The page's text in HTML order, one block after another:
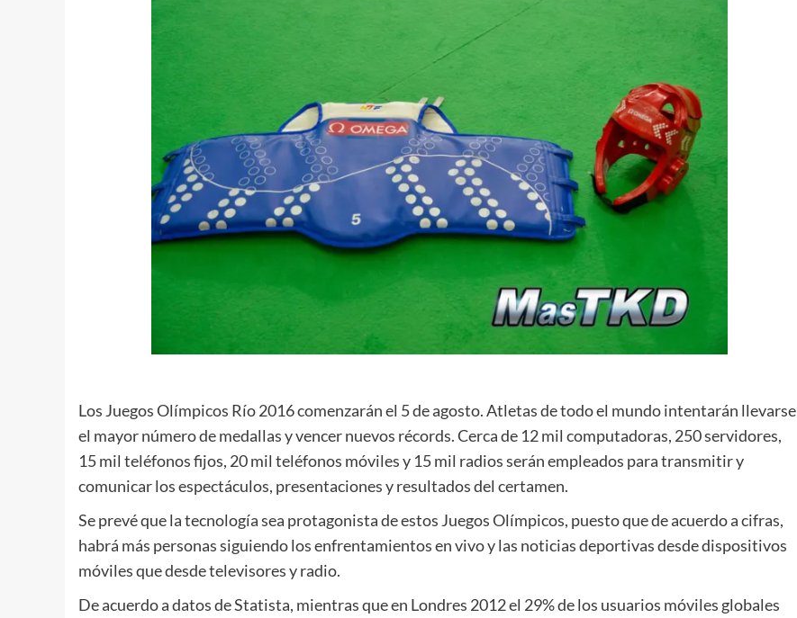
Los Juegos Olímpicos Río 2016 comenzarán el 5 de agosto. Atletas de todo el mundo intentarán llevarse
el mayor número de medallas y vencer nuevos récords. Cerca de 12 mil computadoras, 250 servidores,
15 mil teléfonos fijos, 20 mil teléfonos móviles y 15 mil radios serán empleados para transmitir y
comunicar los espectáculos, presentaciones y resultados del certamen.
Se prevé que la tecnología sea protagonista de estos Juegos Olímpicos, puesto que de acuerdo a cifras,
habrá más personas siguiendo los enfrentamientos en vivo y las noticias deportivas desde dispositivos
móviles que desde televisores y radio.
De acuerdo a datos de Statista, mientras que en Londres 2012 el 29% de los usuarios móviles globales